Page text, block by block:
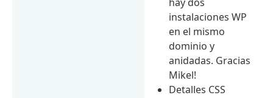
instalaciones WP
en el mismo
dominio y
anidadas. Gracias
Mikel!
Detalles CSS